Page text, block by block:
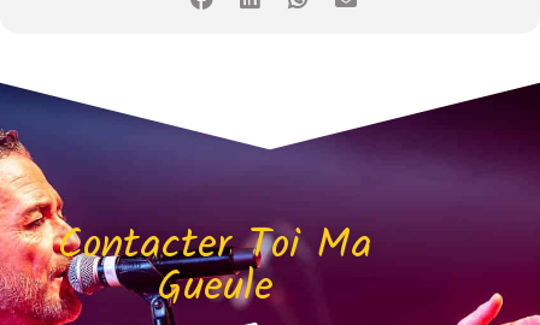
Contacter Toi Ma
Gueule